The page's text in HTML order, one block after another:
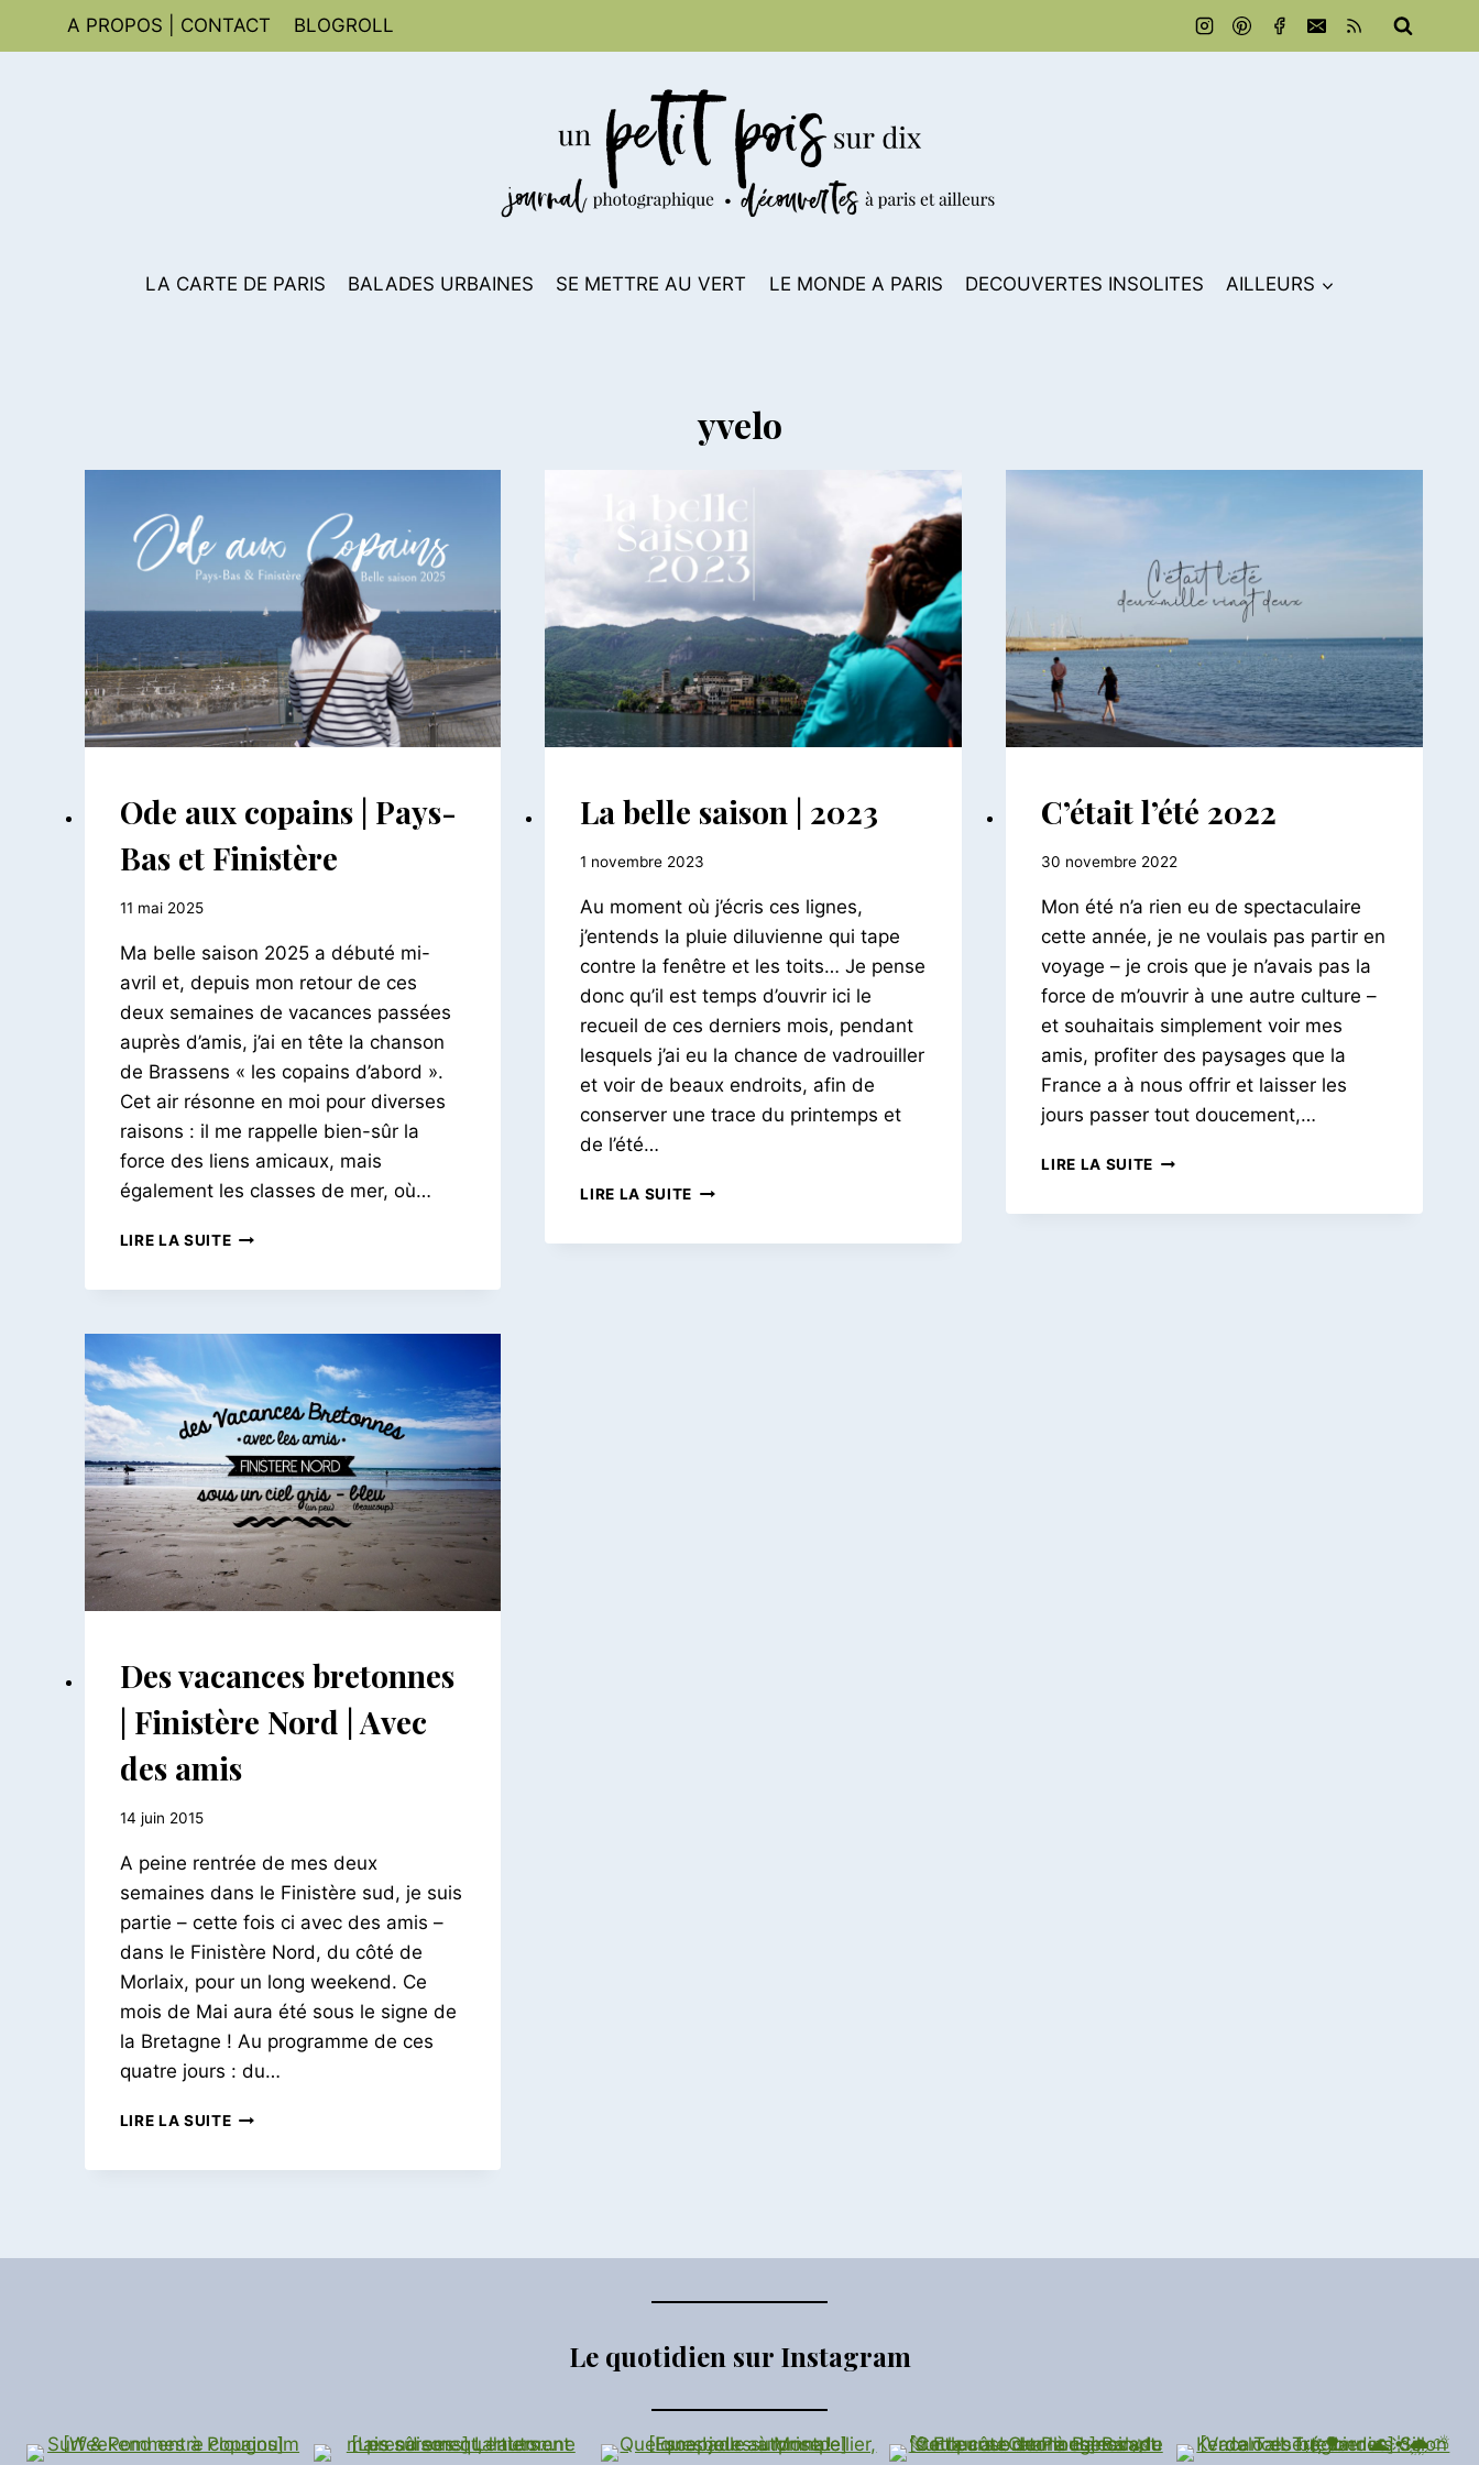
A PROPOS | CONTACT BLOGROLL
LA CARTE DE PARIS BALADES URBAINES SE METTRE AU VERT LE MONDE A PARIS DECOUVERTES INSOLITES AILLEURS
yvelo
FRANCE
|Ode aux copains | Pays-
Bas et Finistère
Par
Petit
Pois
11 mai 2025
Ma belle saison 2025 a débuté mi-
avril et, depuis mon retour de ces
deux semaines de vacances passées
auprès d’amis, j’ai en tête la chanson
de Brassens « les copains d’abord ».
Cet air résonne en moi pour diverses
raisons : il me rappelle bien-sûr la
force des liens amicaux, mais
également les classes de mer, où…
LIRE LA SUITEODE
ET
FINISTÈRE
AILLEURS
|
|
La belle saison | 2023
Par
Petit
Pois
1 novembre 2023
Au moment où j’écris ces lignes,
j’entends la pluie diluvienne qui tape
contre la fenêtre et les toits… Je pense
donc qu’il est temps d’ouvrir ici le
recueil de ces derniers mois, pendant
lesquels j’ai eu la chance de vadrouiller
et voir de beaux endroits, afin de
conserver une trace du printemps et
de l’été…
LIRE LA SUITE LA
AILLEURS
|
|
C’était l’été 2022
Par
Petit
Pois
30 novembre 2022
Mon été n’a rien eu de spectaculaire
cette année, je ne voulais pas partir en
voyage – je crois que je n’avais pas la
force de m’ouvrir à une autre culture –
et souhaitais simplement voir mes
amis, profiter des paysages que la
France a à nous offrir et laisser les
jours passer tout doucement,…
LIRE LA SUITE C’ÉTAIT
AILLEURS
|
FRANCE
Des vacances bretonnes
| Finistère Nord | Avec
des amis
Par
Petit
Pois
14 juin 2015
A peine rentrée de mes deux
semaines dans le Finistère sud, je suis
partie – cette fois ci avec des amis –
dans le Finistère Nord, du côté de
Morlaix, pour un long weekend. Ce
mois de Mai aura été sous le signe de
la Bretagne ! Au programme de ces
quatre jours : du…
LIRE LA SUITEDES
Le quotidien sur Instagram